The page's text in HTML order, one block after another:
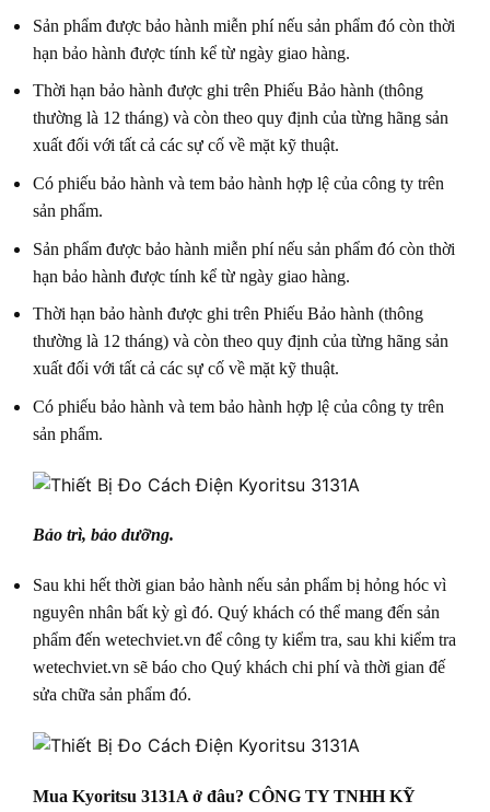
Sản phẩm được bảo hành miễn phí nếu sản phẩm đó còn thời
hạn bảo hành được tính kể từ ngày giao hàng.
Thời hạn bảo hành được ghi trên Phiếu Bảo hành (thông
thường là 12 tháng) và còn theo quy định của từng hãng sản
xuất đối với tất cả các sự cố về mặt kỹ thuật.
Có phiếu bảo hành và tem bảo hành hợp lệ của công ty trên
sản phẩm.
Sản phẩm được bảo hành miễn phí nếu sản phẩm đó còn thời
hạn bảo hành được tính kể từ ngày giao hàng.
Thời hạn bảo hành được ghi trên Phiếu Bảo hành (thông
thường là 12 tháng) và còn theo quy định của từng hãng sản
xuất đối với tất cả các sự cố về mặt kỹ thuật.
Có phiếu bảo hành và tem bảo hành hợp lệ của công ty trên
sản phẩm.
Bảo trì, bảo dưỡng.
Sau khi hết thời gian bảo hành nếu sản phẩm bị hỏng hóc vì
nguyên nhân bất kỳ gì đó. Quý khách có thể mang đến sản
phẩm đến wetechviet.vn để công ty kiểm tra, sau khi kiểm tra
wetechviet.vn sẽ báo cho Quý khách chi phí và thời gian đế
sửa chữa sản phẩm đó.
Mua Kyoritsu 3131A ở đâu? CÔNG TY TNHH KỸ